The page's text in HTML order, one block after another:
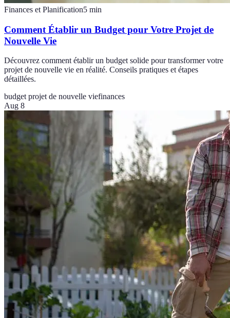
Finances et Planification5 min
Comment Établir un Budget pour Votre Projet de
Nouvelle Vie
Découvrez comment établir un budget solide pour transformer votre
projet de nouvelle vie en réalité. Conseils pratiques et étapes
détaillées.
budget projet de nouvelle viefinances
Aug 8